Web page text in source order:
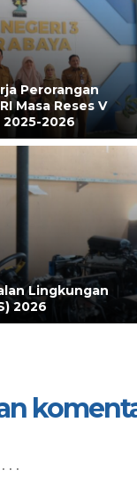
Perorangan
Masa Reses V
2026
Lingkungan
2026